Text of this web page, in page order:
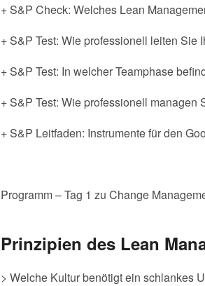
+ S&P Check: Welches Lean
+ S&P Test: Wie professionell leiten Sie
+ S&P Test: In welcher Teamphase
+ S&P Test: Wie professionell managen
+ S&P Leitfaden: Instrumente für den
Programm – Tag 1 zu Change
Prinzipien des Lean
> Welche Kultur benötigt ein schlankes